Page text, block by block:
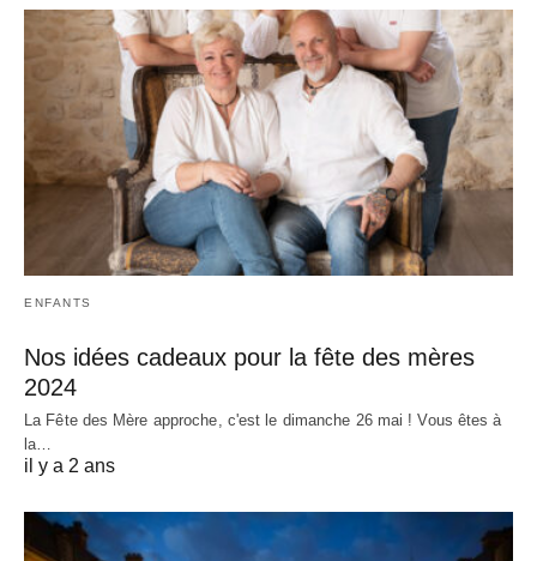
ENFANTS
Nos idées cadeaux pour la fête des mères
2024
La Fête des Mère approche, c'est le dimanche 26 mai ! Vous êtes à
la…
il y a 2 ans